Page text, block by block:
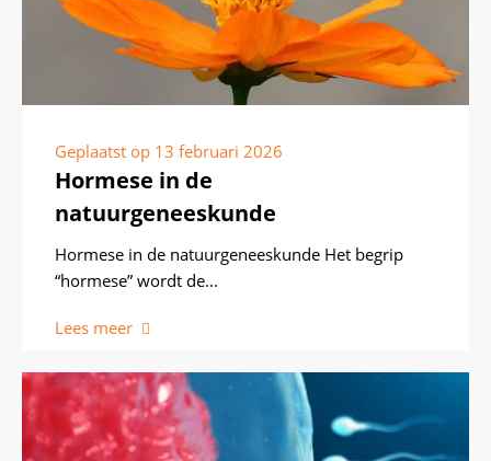
Geplaatst op 13 februari 2026
Hormese in de
natuurgeneeskunde
Hormese in de natuurgeneeskunde Het begrip
“hormese” wordt de...
Lees meer